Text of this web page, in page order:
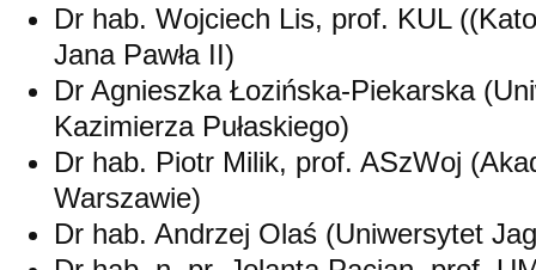
Dr hab. Wojciech Lis, prof. KUL
Jana Pawła II)
Dr Agnieszka Łozińska-Piekarska
Kazimierza Pułaskiego)
Dr hab. Piotr Milik, prof. ASzWoj
Warszawie)
Dr hab. Andrzej Olaś (Uniwersytet